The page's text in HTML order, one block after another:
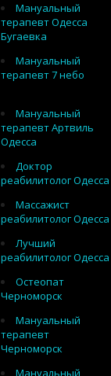
Мануальный
терапевт Одесса
Бугаевка
Мануальный
терапевт 7 небо
Мануальный
терапевт Артвиль
Одесса
Доктор
реабилитолог Одесса
Массажист
реабилитолог Одесса
Лучший
реабилитолог Одесса
Остеопат
Черноморск
Мануальный
терапевт
Черноморск
Мануальный